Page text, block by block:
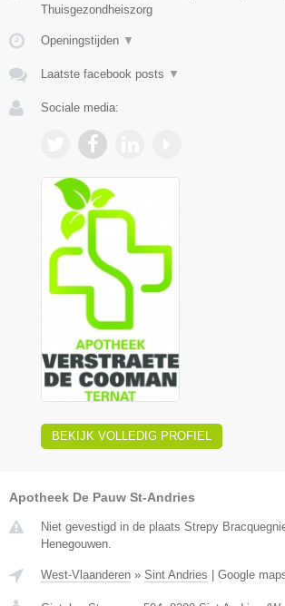
Thuisgezondheiszorg
Openingstijden ▼
Laatste facebook posts ▼
Sociale media:
BEKIJK VOLLEDIG PROFIEL
Apotheek De Pauw St-Andries
Niet gevestigd in de plaats Strepy
Henegouwen.
West-Vlaanderen » Sint Andries Google